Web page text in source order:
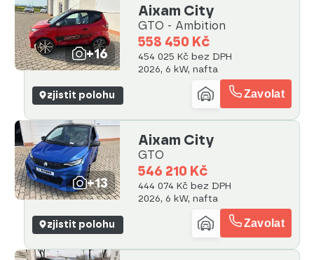
+16
Aixam City
GTO - Ambition
558 450 Kč
454 025 Kč bez DPH
2026, 6 kW, nafta
zjistit polohu Zavolat
+13
Aixam City
GTO
546 210 Kč
444 074 Kč bez DPH
2026, 6 kW, nafta
zjistit polohu Zavolat